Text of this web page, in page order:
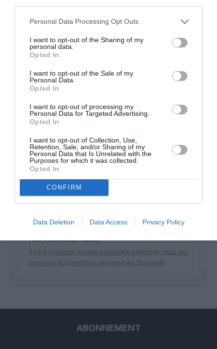
Personal Data Processing Opt Outs
I want to opt-out of the Sharing of my
personal data.
Opted In
I want to opt-out of the Sale of my
Personal Data.
Opted In
I want to opt-out of processing my
Personal Data for Targeted Advertising.
Opted In
I want to opt-out of Collection, Use,
Retention, Sale, and/or Sharing of my
Personal Data that Is Unrelated with the
Purposes for which it was collected.
Opted In
CONFIRM
Data Deletion Data Access Privacy Policy
Appel aux lecteurs !
Soutenez Air Journal participez
DERNIERS COMMENTAIRES
NDRa commenté l'article :
Contrôles aux frontières entre l’Espagne et l’Italie : des
arrivées plus longues, des correspondances à risque
Nicoa commenté l'article :
Il s’est masturbé sur une passagère endormie : trois ans
de prison et interdiction de séjour en Thaïlande
ABONNEMENT